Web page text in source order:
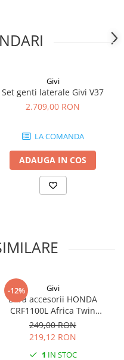
Givi
Set genti laterale Givi V37
2.709,00 RON
LA COMANDA
ADAUGA IN COS
-12% Givi
Bara accesorii HONDA
CRF1100L Africa Twin
Adventure Sports (20 - 23)
CRF1100L Africa Twin
Adventure Sports (24)
CRF1100L AFRICA TWIN (24)
249,00 RON
219,12 RON
1 IN STOC